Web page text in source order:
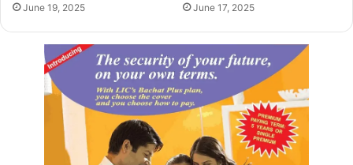
June 19, 2025 June 17, 2025